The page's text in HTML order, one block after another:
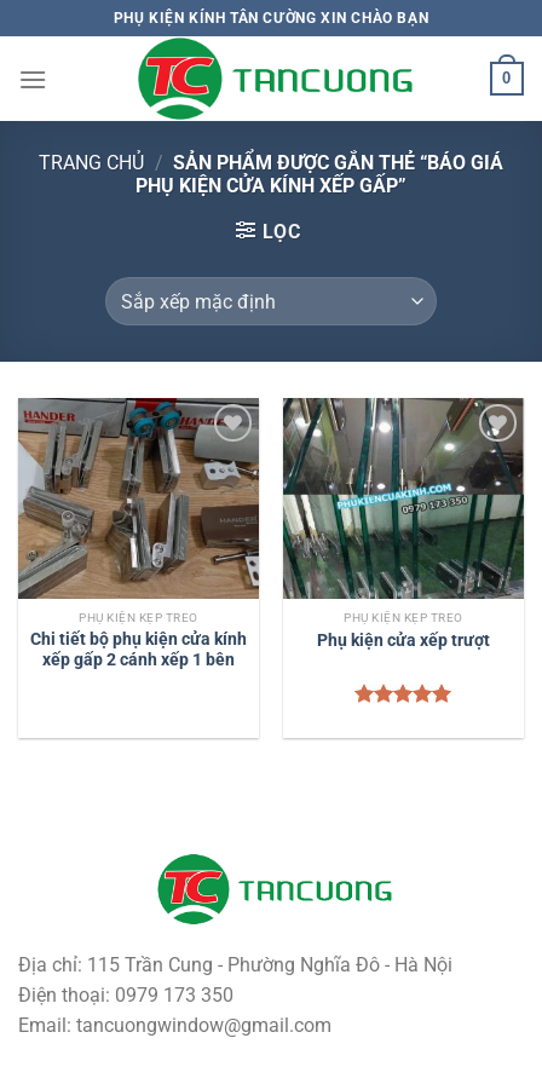
qua
nội
PHỤ KIỆN KÍNH TÂN CƯỜNG XIN CHÀO BẠN
0
TRANG CHỦ / SẢN PHẨM ĐƯỢC GẮN THẺ “BÁO GIÁ
PHỤ KIỆN CỬA KÍNH XẾP GẤP”
LỌC
Add to
wishlist
PHỤ KIỆN KẸP TREO
Chi tiết bộ phụ kiện cửa kính
xếp gấp 2 cánh xếp 1 bên
Add to
wishlist
PHỤ KIỆN KẸP TREO
Phụ kiện cửa xếp trượt
hạng5.00
Địa chỉ: 115 Trần Cung - Phường Nghĩa Đô - Hà Nội
Điện thoại: 0979 173 350
Email: tancuongwindow@gmail.com